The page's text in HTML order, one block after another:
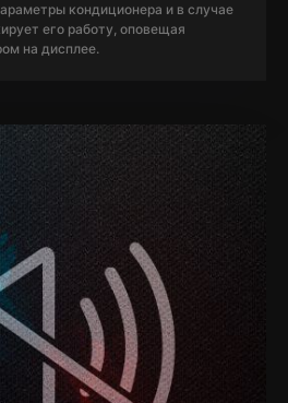
кондиционера и в случае
его работу, оповещая
на дисплее.